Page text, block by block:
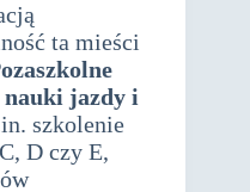
ta mieści
jazdy i
szkolenie
D czy E,